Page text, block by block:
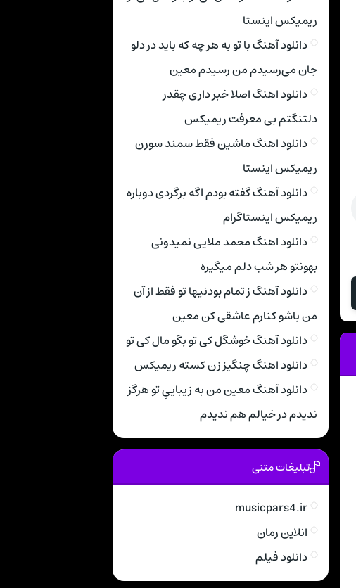
ریمیکس اینستا
دانلود آهنگ با تو به هر چه که باید در دلو
جان می‌رسیدم من رسیدم معین
دانلود اهنگ اصلا خبر داری چقدر
دلتنگتم بی معرفت ریمیکس
دانلود اهنگ ماشین فقط سمند سورن
ریمیکس اینستا
دانلود آهنگ گفته بودم اگه برگردی دوباره
ریمیکس اینستاگرام
دانلود اهنگ محمد ملایی نمیدونی
بهونتو هر شب دلم میگیره
دانلود آهنگ ز تمام بودنیها تو فقط از آن
من باشو کنارم عاشقی کن معین
دانلود آهنگ خوشگل کی تو بگو مال کی تو
دانلود اهنگ چنگیز زن کسته ریمیکس
دانلود آهنگ معین من به زیباییِ تو هرگز
ندیدم در خیالم هم ندیدم
تبلیغات متنی
musicpars4.ir
انلاین رمان
دانلود فیلم